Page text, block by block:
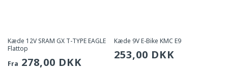
Kæde 12V SRAM GX T-TYPE EAGLE
Flattop
Sædvanlig
Fra 278,00 DKK
Kæde 9V E-Bike KMC E9
Sædvanlig
253,00 DKK